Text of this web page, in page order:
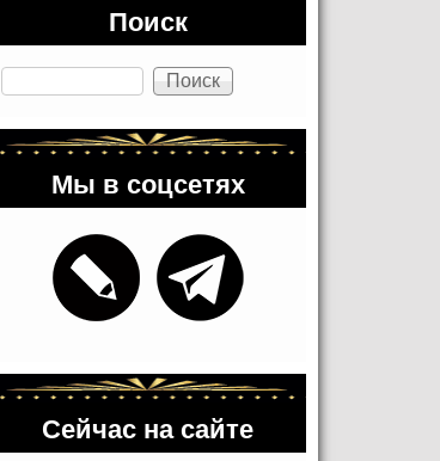
Поиск
Поиск
Мы в соцсетях
Сейчас на сайте